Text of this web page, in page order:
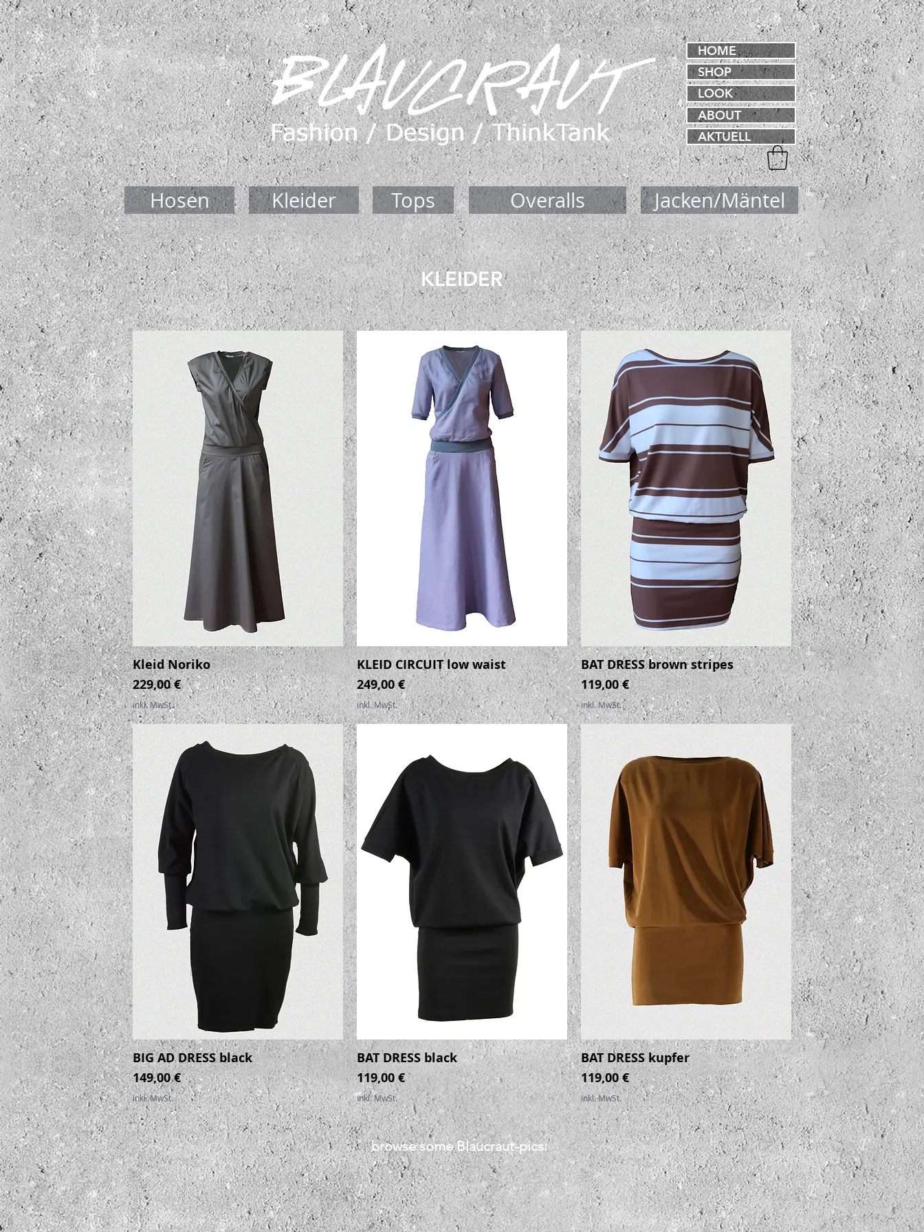
Hosen Kleider Tops Overalls Jacken/Mäntel
KLEIDER
Schnellansicht
Kleid Noriko
Preis
229,00 €
inkl. MwSt.
Schnellansicht
KLEID CIRCUIT low waist
Preis
249,00 €
inkl. MwSt.
Schnellansicht
BAT DRESS brown stripes
Preis
119,00 €
inkl. MwSt.
Schnellansicht
BIG AD DRESS black
Preis
149,00 €
inkl. MwSt.
Schnellansicht
BAT DRESS black
Preis
119,00 €
inkl. MwSt.
Schnellansicht
BAT DRESS kupfer
Preis
119,00 €
inkl. MwSt.
browse some Blaucraut-pics:
HOME
SHOP
LOOK
ABOUT
AKTUELL